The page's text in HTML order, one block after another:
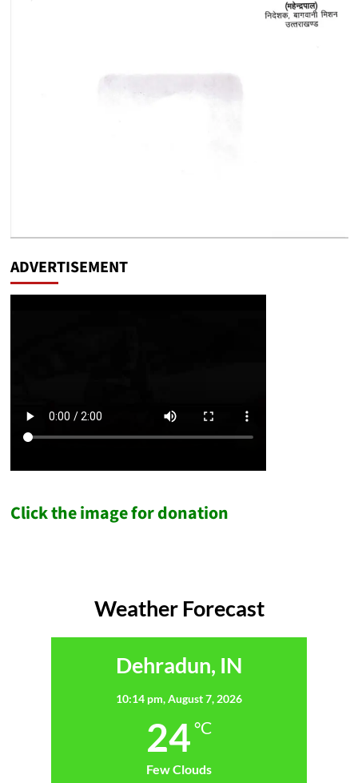
ADVERTISEMENT
Click the image for donation
Weather Forecast
Dehradun, IN
10:14 pm,August 7, 2026
24 °C
Few Clouds